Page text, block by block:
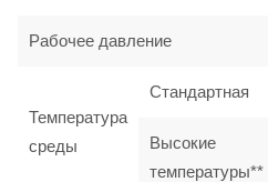
Рабочее давление
Температура
среды
Стандартная
Высокие
температуры**